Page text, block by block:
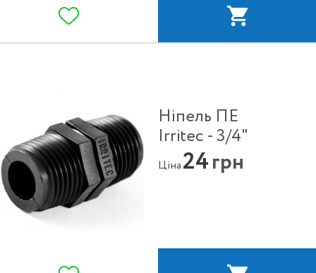
Ніпель ПЕ
Irritec - 3/4"
Ціна24грн